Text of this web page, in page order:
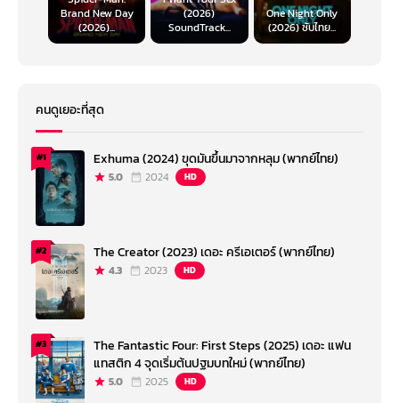
Brand New Day
(2026)...
(2026)
SoundTrack...
One Night Only
(2026) ซับไทย...
คนดูเยอะที่สุด
#1 Exhuma (2024) ขุดมันขึ้นมาจากหลุม (พากย์ไทย)
5.0 2024 HD
#2 The Creator (2023) เดอะ ครีเอเตอร์ (พากย์ไทย)
4.3 2023 HD
#3
The Fantastic Four: First Steps (2025) เดอะ แฟน
แทสติก 4 จุดเริ่มต้นปฐมบทใหม่ (พากย์ไทย)
5.0 2025 HD